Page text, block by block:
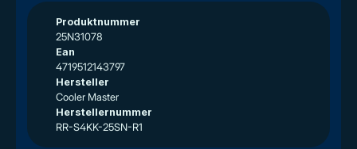
Produktnummer
25N31078
Ean
4719512143797
Hersteller
Cooler Master
Herstellernummer
RR-S4KK-25SN-R1